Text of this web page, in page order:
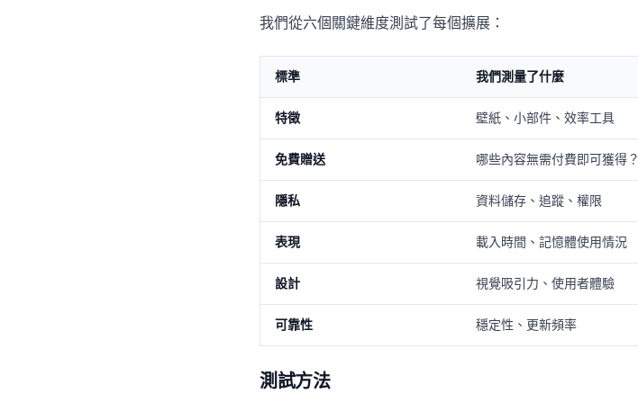
我們從六個關鍵維度測試了每個擴展：
標準 我們測量了什麼
特徵 壁紙、小部件、效率工具
免費贈送 哪些內容無需付費即可獲得？
隱私 資料儲存、追蹤、權限
表現 載入時間、記憶體使用情況
設計 視覺吸引力、使用者體驗
可靠性 穩定性、更新頻率
測試方法